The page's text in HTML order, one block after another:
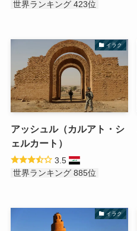
世界ランキング 423位
イラク
アッシュル（カルアト・シ
ェルカート）
3.5
世界ランキング 885位
イラク